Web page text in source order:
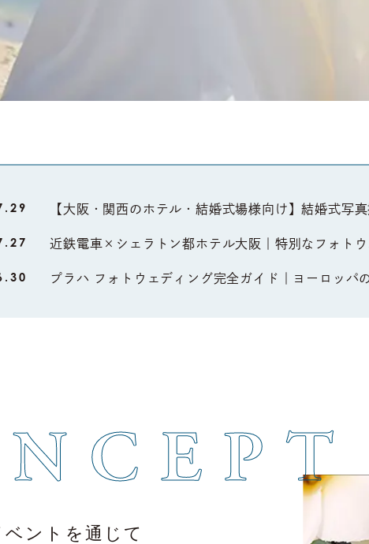
【大阪・関西のホテル・結婚式場様向け】結婚式写
近鉄電車×シェラトン都ホテル大阪｜特別なフォト
プラハ フォトウェディング完全ガイド｜ヨーロッパ
ベントを通じて